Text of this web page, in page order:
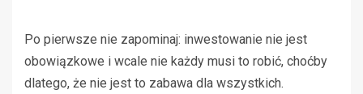
Po pierwsze nie zapominaj: inwestowanie nie jest
obowiązkowe i wcale nie każdy musi to robić, choćby
dlatego, że nie jest to zabawa dla wszystkich.